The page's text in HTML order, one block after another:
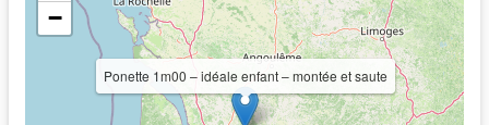
Ponette 1m00 – idéale enfant – montée et saute
−